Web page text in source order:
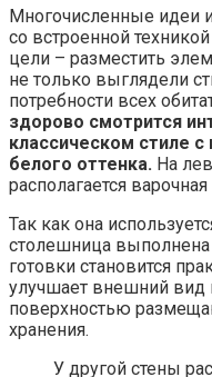
Многочисленные идеи
со встроенной
цели – разместить
не только выглядели
потребности всех
здорово смотрится
классическом стиле
белого оттенка. На
располагается
Так как она
столешница
готовки становится
улучшает внешний вид
поверхностью
хранения.
У другой стены